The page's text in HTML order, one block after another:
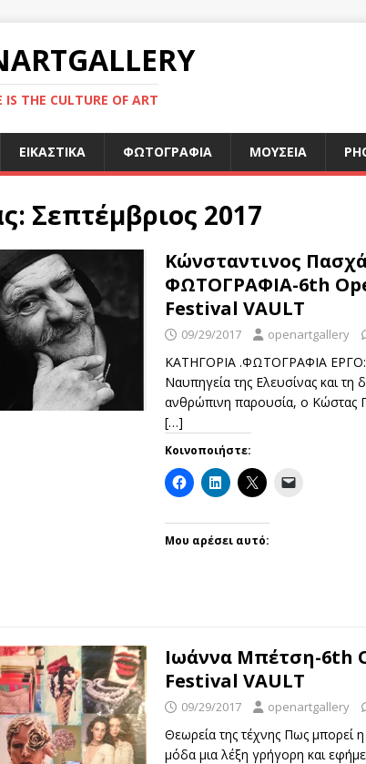
IS THE CULTURE OF ART
ΕΙΚΑΣΤΙΚΑ ΦΩΤΟΓΡΑΦΙΑ ΜΟΥΣΕΙΑ
Σεπτέμβριος 2017
Κώνσταντινος
ΦΩΤΟΓΡΑΦΙΑ-6th
Festival VAULT
09/29/2017 openartgallery
ΚΑΤΗΓΟΡΙΑ .ΦΩΤΟΓΡΑΦΙΑ ΕΡΓΟ:
Ναυπηγεία της Ελευσίνας και τη
ανθρώπινη παρουσία, ο Κώστας
[…]
Κοινοποιήστε:
Μου αρέσει αυτό:
Ιωάννα Μπέτση-6th
Festival VAULT
09/29/2017 openartgallery
Θεωρεία της τέχνης Πως μπορεί
μόδα μια λέξη γρήγορη και